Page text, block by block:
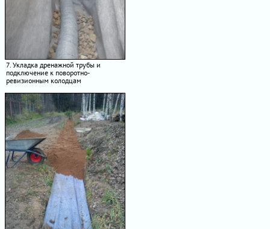
7. Укладка дренажной трубы и
подключение к поворотно-
ревизионным колодцам